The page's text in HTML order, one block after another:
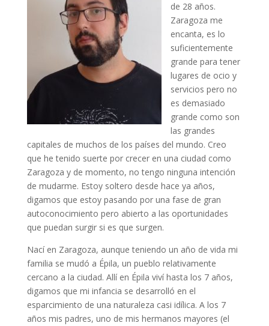
de 28 años.
Zaragoza me
encanta, es lo
suficientemente
grande para tener
lugares de ocio y
servicios pero no
es demasiado
grande como son
las grandes
capitales de muchos de los países del mundo. Creo
que he tenido suerte por crecer en una ciudad como
Zaragoza y de momento, no tengo ninguna intención
de mudarme. Estoy soltero desde hace ya años,
digamos que estoy pasando por una fase de gran
autoconocimiento pero abierto a las oportunidades
que puedan surgir si es que surgen.
Nací en Zaragoza, aunque teniendo un año de vida mi
familia se mudó a Épila, un pueblo relativamente
cercano a la ciudad. Allí en Épila viví hasta los 7 años,
digamos que mi infancia se desarrolló en el
esparcimiento de una naturaleza casi idílica. A los 7
años mis padres, uno de mis hermanos mayores (el